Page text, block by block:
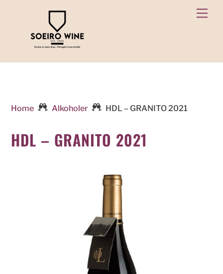
Home Alkoholer HDL – GRANITO 2021
HDL – GRANITO 2021